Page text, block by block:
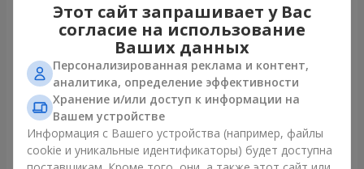
Букет "Королеве сердца"
2 399 грн
Микс "Планета роз" из 51
6 422 грн
Этот сайт запрашивает у Вас
согласие на использование
Ваших данных
Персонализированная реклама и контент,
аналитика, определение эффективности
Хранение и/или доступ к информации на
Вашем устройстве
Информация с Вашего устройства (например, файлы
cookie и уникальные идентификаторы) будет доступна